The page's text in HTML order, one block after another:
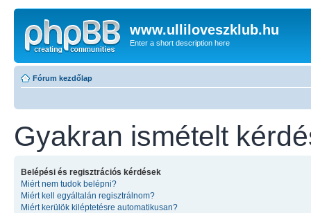
www.ulliloveszklub.hu
Enter a short description here
Fórum kezdőlap
Gyakran ismételt
Belépési és regisztrációs kérdések
Miért nem tudok belépni?
Miért kell egyáltalán regisztrálnom?
Miért kerülök kiléptetésre automatikusan?